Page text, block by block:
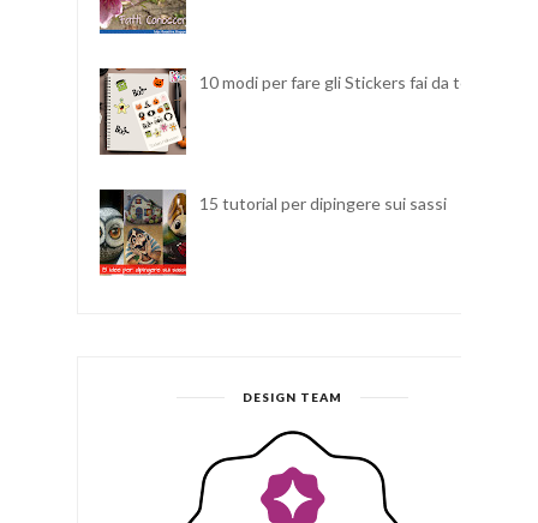
10 modi per fare gli Stickers fai da te
15 tutorial per dipingere sui sassi
DESIGN TEAM